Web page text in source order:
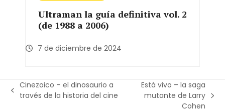
Ultraman la guía definitiva vol. 2
(de 1988 a 2006)
7 de diciembre de 2024
previous
Cinezoico – el dinosaurio a
través de la historia del cine
Está vivo – la saga
mutante de Larry
Cohen